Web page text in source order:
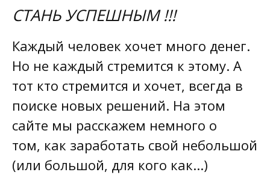
Раскрутка сайта
Статьи о заработке
Инет-инфо
Немного юмора
Анекдоты для вас
Игры
СТАНЬ УСПЕШНЫМ !!!
Каждый человек хочет много денег.
Но не каждый стремится к этому. А
тот кто стремится и хочет, всегда в
поиске новых решений. На этом
сайте мы расскажем немного о
том, как заработать свой небольшой
(или большой, для кого как...)